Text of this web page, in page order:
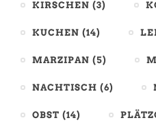
KIRSCHEN (3)
KUCHEN (14)
MARZIPAN (5)
NACHTISCH (6)
OBST (14)